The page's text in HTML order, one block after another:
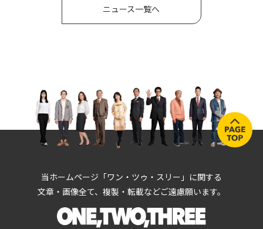
ニュース一覧へ
当ホームページ「ワン・ツゥ・スリー」に関する
文章・画像全て、複製・転載などご遠慮願います。